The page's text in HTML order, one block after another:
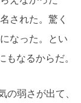
された。驚く
なった。とい
もなるからだ。
の弱さが出て、